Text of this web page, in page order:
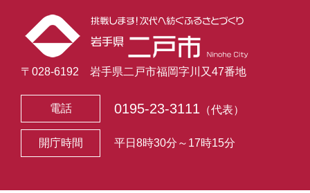
〒028-6192 岩手県二戸市福岡字川又47番地
電話 0195-23-3111 （代表）
開庁時間 平日8時30分～17時15分